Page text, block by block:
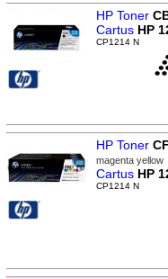
HP Toner
Cartus HP
CP1214 N
HP Toner
magenta yellow
Cartus HP
CP1214 N